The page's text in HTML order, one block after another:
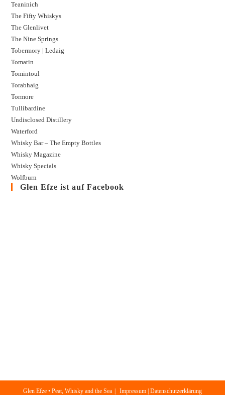
Teaninich
The Fifty Whiskys
The Glenlivet
The Nine Springs
Tobermory | Ledaig
Tomatin
Tomintoul
Torabhaig
Tormore
Tullibardine
Undisclosed Distillery
Waterford
Whisky Bar – The Empty Bottles
Whisky Magazine
Whisky Specials
Wolfburn
Glen Efze ist auf Facebook
Glen Efze • Peat, Whisky and the Sea Impressum | Datenschutzerklärung